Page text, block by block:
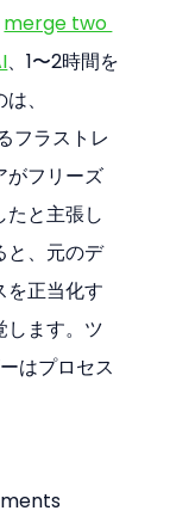
merge two
、1〜2時間を
、
フラストレ
がフリーズ
たと主張し
と、元のデ
を正当化す
します。ツ
はプロセス